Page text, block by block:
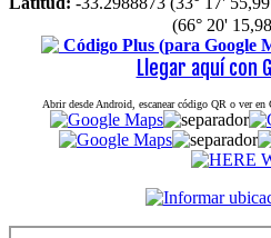
(66° 20'
Código Plus (para Google
Llegar aquí con
Abrir desde Android, escanear código QR o ver